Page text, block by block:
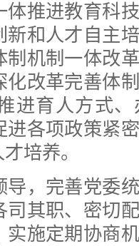
体推进教育科
新和人才自主
制机制一体改
化改革完善体
进育人方式
进各项政策紧
培养。
，完善党委统
司其职、密切
实施定期协商